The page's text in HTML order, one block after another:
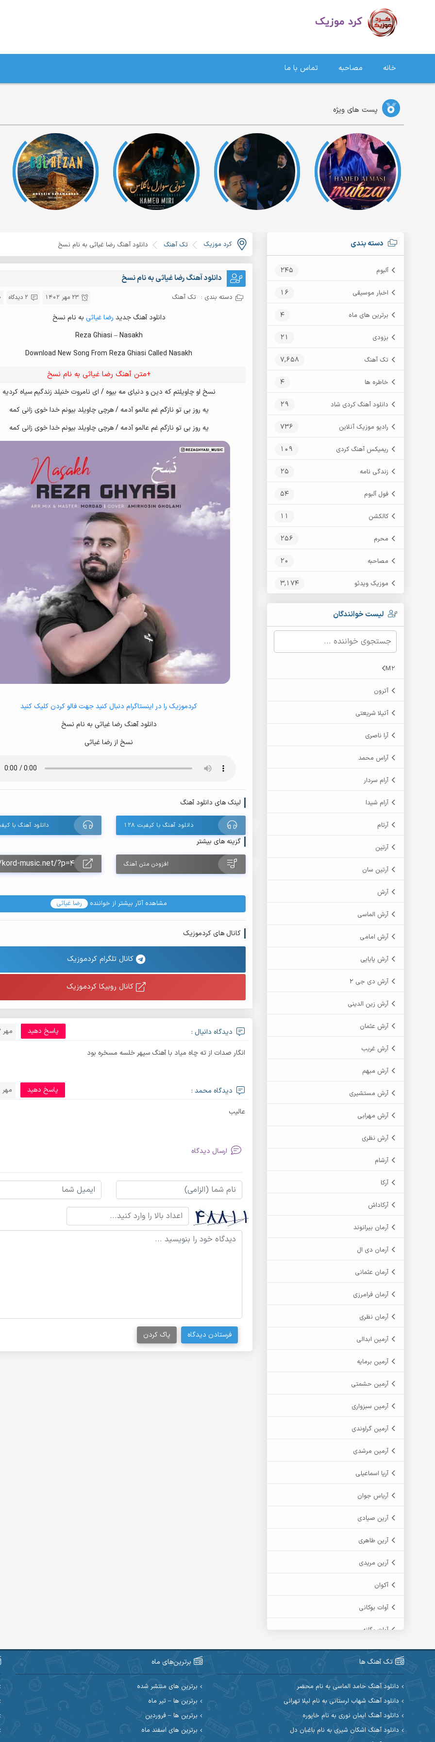
خانه مصاحبه تماس با ما
پست های ویژه
دسته بندی
آلبوم 245
اخبار موسیقی 16
برترین های ماه 4
بزودی 21
تک آهنگ 7,658
خاطره ها 4
دانلود آهنگ کردی شاد 29
رادیو موزیک آنلاین 736
ریمیکس آهنگ کردی 109
زندگی نامه 25
فول آلبوم 54
کالکشن 11
محرم 256
مصاحبه 20
موزیک ویدئو 3,174
لیست خوانندگان
M2
آترون
آتیلا شریعتی
آرا ناصری
آراس محمد
آرام سردار
آرام شیدا
آرتام
آرتین
آرتین سان
آرش
آرش الماسی
آرش امامی
آرش پایایی
آرش دی جی 2
آرش زین الدینی
آرش عثمان
آرش غریب
آرش مبهم
آرش مستشیری
آرش مهرابی
آرش نظری
آرشام
آرکا
آرکاداش
آرمان بیرانوند
آرمان دی ال
آرمان عثمانی
آرمان فرامرزی
آرمان نظری
آرمین ابدالی
آرمین برمایه
آرمین حشمتی
آرمین سبزواری
آرمین گراوندی
آرمین مرشدی
آریا اسماعیلی
آریاس جوان
آرین صیادی
آرین طاهری
آرین مریدی
آکوان
آوات بوکانی
آوات یگانه
آیت احمدنژاد
آیهان
ابراهیم شمس
ابوالحسن جاویدان
کرد موزیک تک آهنگ دانلود آهنگ رضا غیاثی به نام نسخ
دانلود آهنگ رضا غیاثی به نام نسخ
دسته بندی : تک آهنگ 2 دیدگاه 23 مهر 1402
دانلود آهنگ جدید رضا غیاثی به نام نسخ
Reza Ghiasi – Nasakh
Download New Song From Reza Ghiasi Called Nasakh
+متن آهنگ رضا غیاثی به نام نسخ
نسخ او چاویلتم که دین و دنیای مه بیوه / ای نامروت خنیلد زندگیم سیاه کردیه
یه روز بی تو نازگم غم عالمو آدمه / هرچی چاویلد بیونم خدا خوی زانی کمه
یه روز بی تو نازگم غم عالمو آدمه / هرچی چاویلد بیونم خدا خوی زانی کمه
کردموزیک را در اینستاگرام دنبال کنید جهت فالو کردن کلیک کنید
دانلود آهنگ رضا غیاثی به نام نسخ
نسخ از رضا غیاثی
لینک های دانلود آهنگ
دانلود آهنگ با کیفیت ۱۲۸ دانلود آهنگ با
گزینه های بیشتر
افزودن متن آهنگ
مشاهده آثار بیشتر از خواننده رضا غیاثی
کانال های کردموزیک
کانال تلگرام کردموزیک
کانال روبیکا کردموزیک
دیدگاه دانیال : مهر 23, 1402 پاسخ دهید
انگار صدات از ته چاه میاد با آهنگ سپهر خلسه مسخره بود
دیدگاه محمد : مهر 25, 1402 پاسخ دهید
عالیب
ارسال دیدگاه
فرستادن دیدگاه پاک کردن
تک آهنگ ها
دانلود آهنگ حامد الماسی به نام محضر
دانلود آهنگ شهاب لرستانی به نام لیلا تهرانی
دانلود آهنگ ایمان نوری به نام خاپوره
دانلود آهنگ اشکان شیری به نام باغبان دل
برترین‌های ماه
برترین های منتشر شده
برترین ها – تیر ماه
برترین ها – فروردین
برترین های اسفند ماه